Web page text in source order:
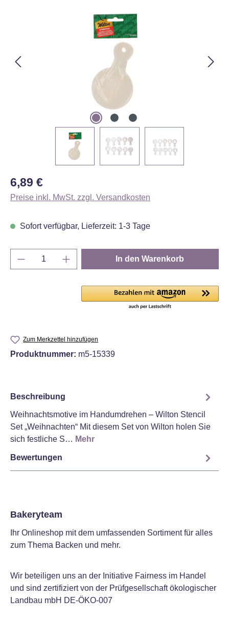
Regulärer Preis:
6,89 €
Preise inkl. MwSt. zzgl. Versandkosten
Sofort verfügbar, Lieferzeit: 1-3 Tage
Produkt Anzahl: Gib den gewünschten
In den Warenkorb
Zum Merkzettel hinzufügen
Produktnummer: m5-15339
Beschreibung
Weihnachtsmotive im Handumdrehen – Wilton Stencil
Set „Weihnachten“ Mit diesem Set von Wilton holen Sie
sich festliche S… Mehr
Bewertungen
Bakeryteam
Ihr Onlineshop mit dem umfassenden Sortiment für alles
zum Thema Backen und mehr.
Wir beteiligen uns an der Initiative Fairness im Handel
und sind zertifiziert von der Prüfgesellschaft ökologischer
Landbau mbH DE-ÖKO-007